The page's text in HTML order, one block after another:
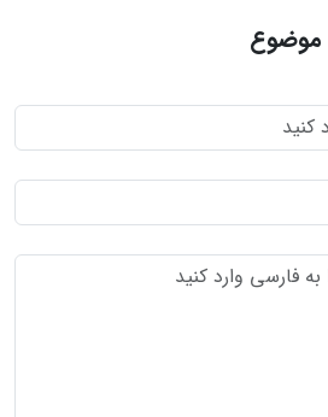
موضوع